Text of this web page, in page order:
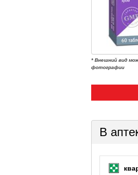
* Внешний вид
фотографии
В